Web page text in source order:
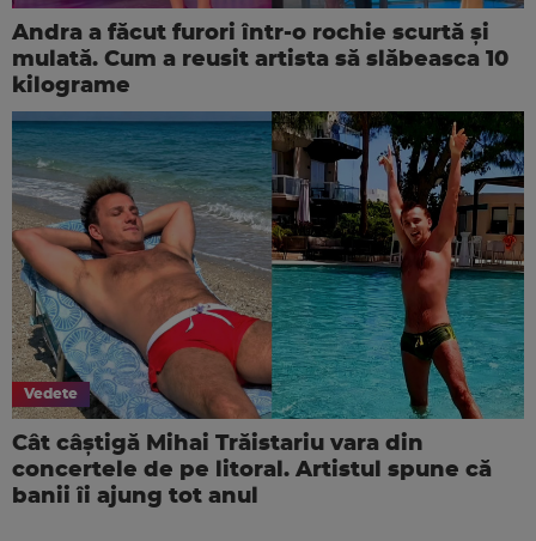
Andra a făcut furori într-o rochie scurtă și
mulată. Cum a reusit artista să slăbeasca 10
kilograme
Vedete
Cât câștigă Mihai Trăistariu vara din
concertele de pe litoral. Artistul spune că
banii îi ajung tot anul